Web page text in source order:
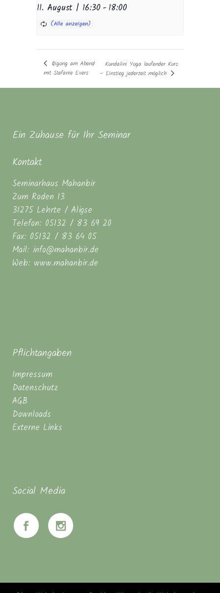
11. August | 16:30 -18:00
Qigong am Abend
mit Stefanie Evers
Kundalini Yoga laufender Kurs
– Einstieg jederzeit möglich
Ein Zuhause für Ihr Seminar
Kontakt
Seminarhaus Mahanbir
Zum Roden 13
31275 Lehrte / Aligse
Telefon: 05132 / 83 69 20
Fax: 05132 / 83 64 05
Mail: info@mahanbir.de
Web: www.mahanbir.de
Pflichtangaben
Impressum
Datenschutz
AGB
Downloads
Externe Links
Social Media